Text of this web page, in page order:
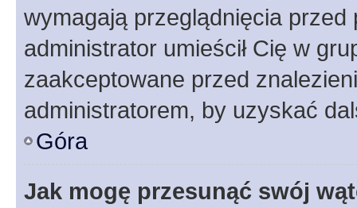
wymagają przeglądnięcia
administrator umieścił Cię w
zaakceptowane przed
administratorem, by uzyskać
Góra
Jak mogę przesunąć swój